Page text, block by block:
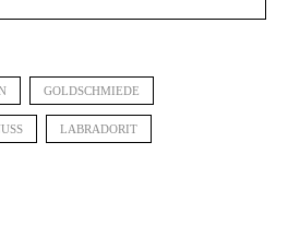
GOLDSCHMIEDE
LABRADORIT